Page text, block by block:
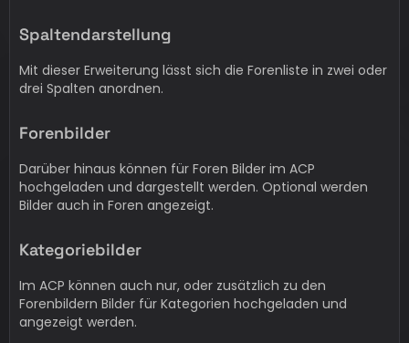
Spaltendarstellung
Mit dieser Erweiterung lässt sich die Forenliste in zwei oder
drei Spalten anordnen.
Forenbilder
Darüber hinaus können für Foren Bilder im ACP
hochgeladen und dargestellt werden. Optional werden
Bilder auch in Foren angezeigt.
Kategoriebilder
Im ACP können auch nur, oder zusätzlich zu den
Forenbildern Bilder für Kategorien hochgeladen und
angezeigt werden.